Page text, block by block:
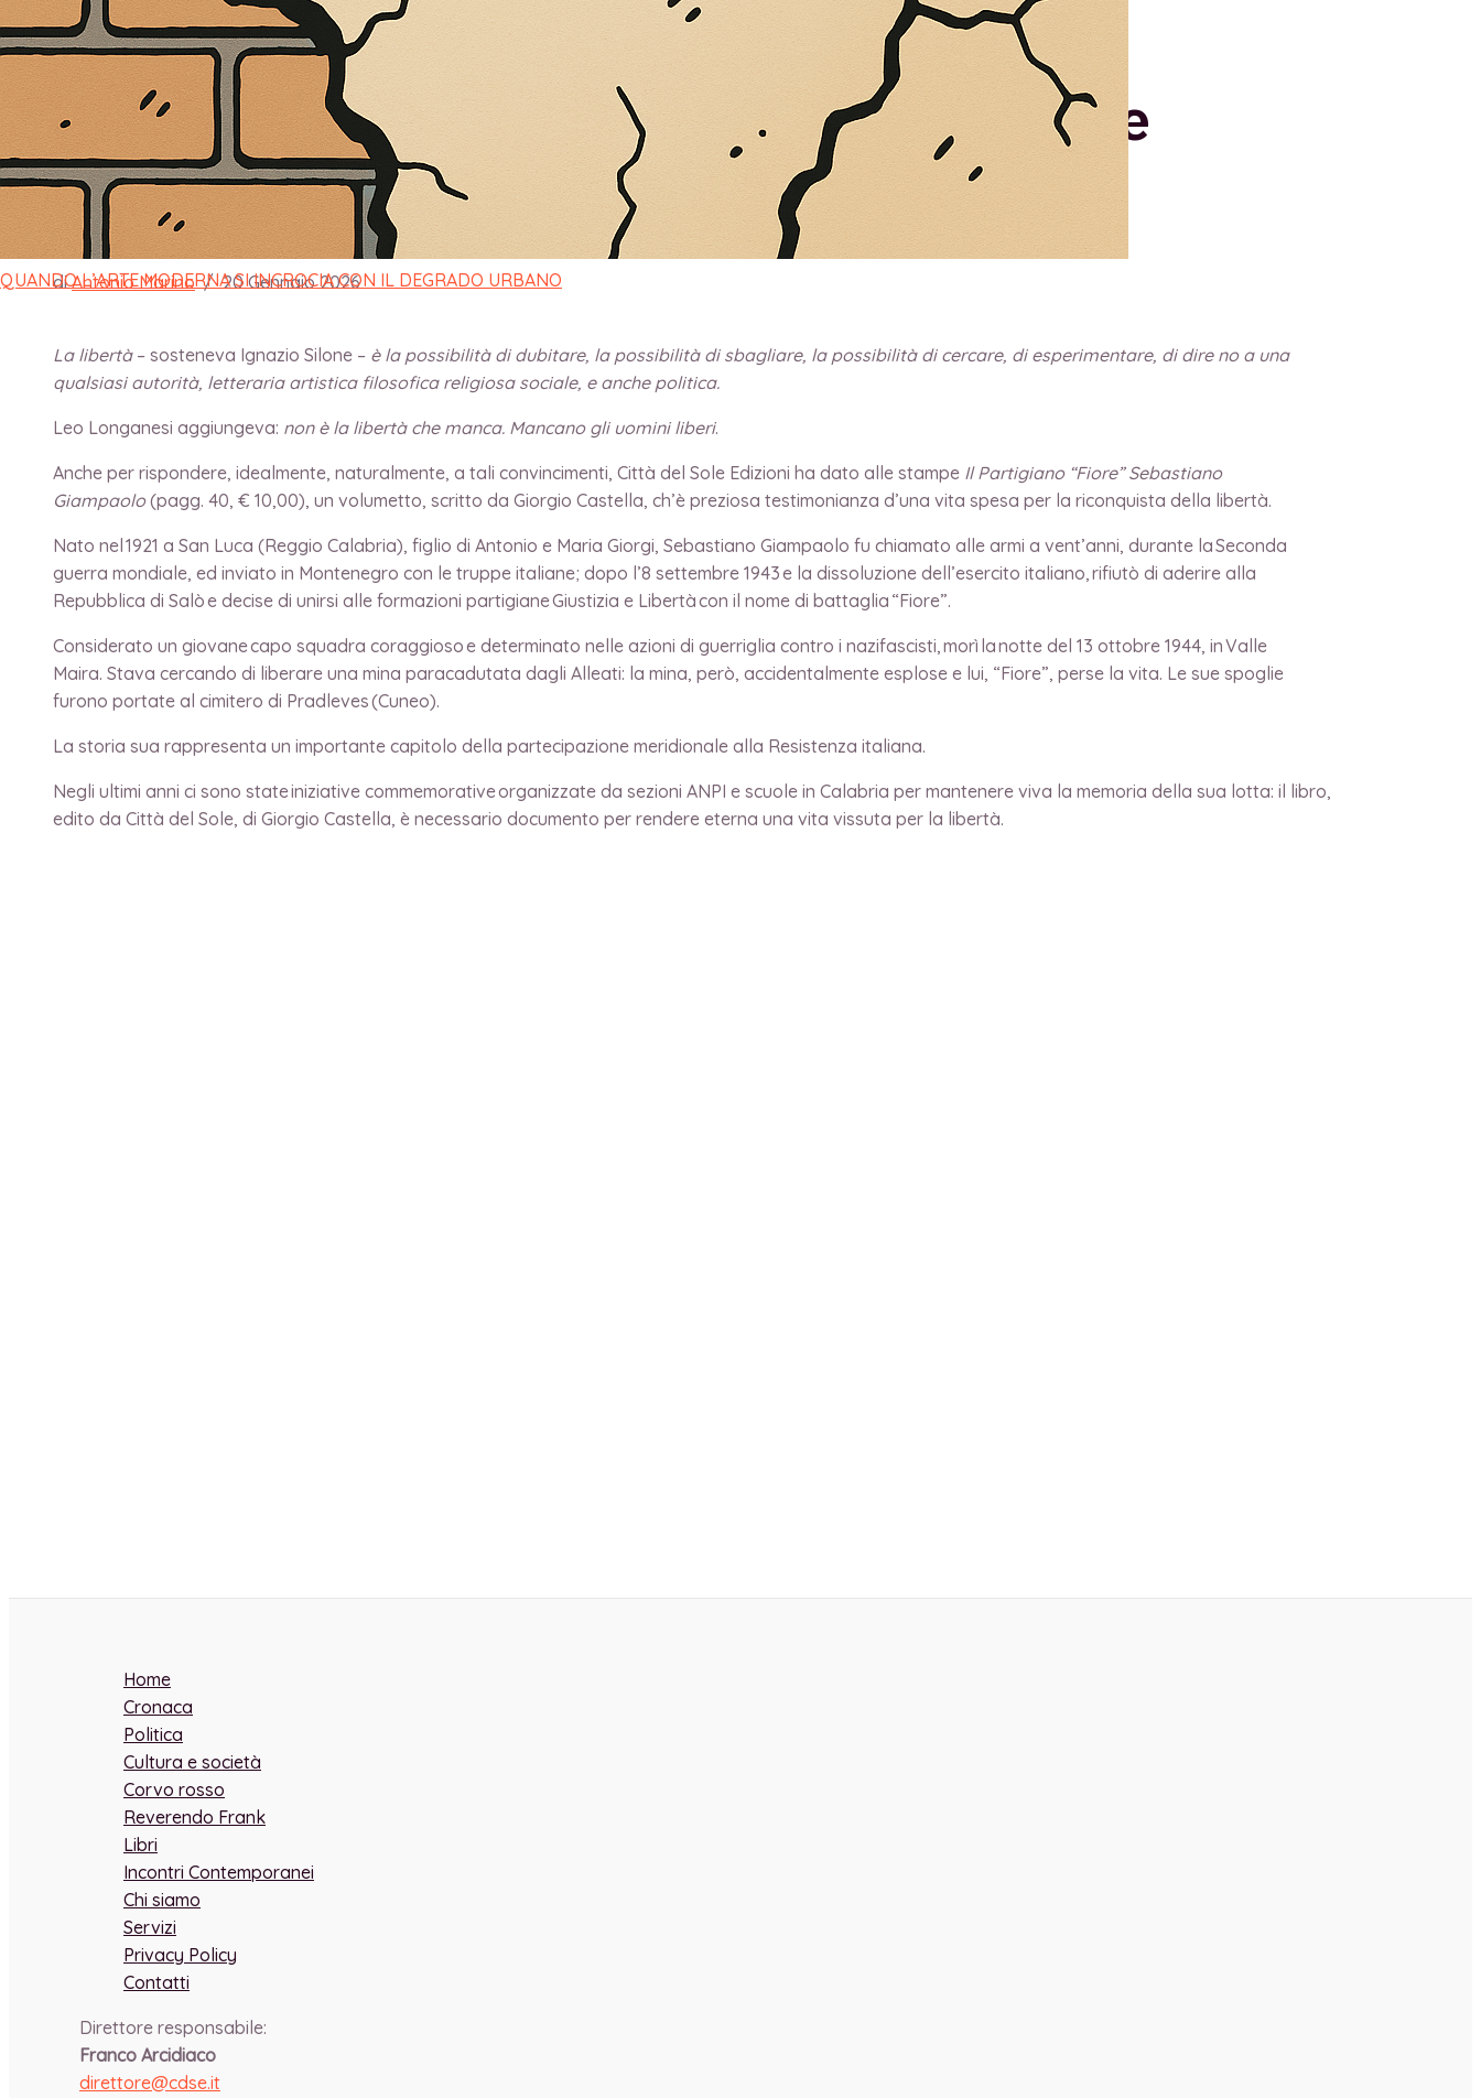
QUANDO L’ARTE MODERNA SI INCROCIA CON IL DEGRADO URBANO
Il Partigiano calabrese nella
Resistenza: Sebastiano Giampaolo, nome
di battaglia “Fiore”
diAntonio Marino/20 Gennaio 2026
La libertà – sosteneva Ignazio Silone – è la possibilità di dubitare, la possibilità di sbagliare, la possibilità di cercare, di esperimentare, di dire no a una
qualsiasi autorità, letteraria artistica filosofica religiosa sociale, e anche politica.
Leo Longanesi aggiungeva: non è la libertà che manca. Mancano gli uomini liberi.
Anche per rispondere, idealmente, naturalmente, a tali convincimenti, Città del Sole Edizioni ha dato alle stampe Il Partigiano “Fiore” Sebastiano
Giampaolo(pagg. 40, € 10,00), un volumetto, scritto da Giorgio Castella, ch’è preziosa testimonianza d’una vita spesa per la riconquista della libertà.
Nato nel 1921 a San Luca (Reggio Calabria), figlio di Antonio e Maria Giorgi, Sebastiano Giampaolo fu chiamato alle armi a vent’anni, durante la Seconda
guerra mondiale, ed inviato in Montenegro con le truppe italiane; dopo l’8 settembre 1943 e la dissoluzione dell’esercito italiano, rifiutò di aderire alla
Repubblica di Salò e decise di unirsi alle formazioni partigiane Giustizia e Libertà con il nome di battaglia “Fiore”.
Considerato un giovane capo squadra coraggioso e determinato nelle azioni di guerriglia contro i nazifascisti, morì la notte del 13 ottobre 1944, in Valle
Maira. Stava cercando di liberare una mina paracadutata dagli Alleati: la mina, però, accidentalmente esplose e lui, “Fiore”, perse la vita. Le sue spoglie
furono portate al cimitero di Pradleves(Cuneo).
La storia sua rappresenta un importante capitolo della partecipazione meridionale alla Resistenza italiana.
Negli ultimi anni ci sono state iniziative commemorative organizzate da sezioni ANPI e scuole in Calabria per mantenere viva la memoria della sua lotta: il libro,
edito da Città del Sole, di Giorgio Castella, è necessario documento per rendere eterna una vita vissuta per la libertà.
Home
Cronaca
Politica
Cultura e società
Corvo rosso
Reverendo Frank
Libri
Incontri Contemporanei
Chi siamo
Servizi
Privacy Policy
Contatti
Direttore responsabile:
Franco Arcidiaco
direttore@cdse.it